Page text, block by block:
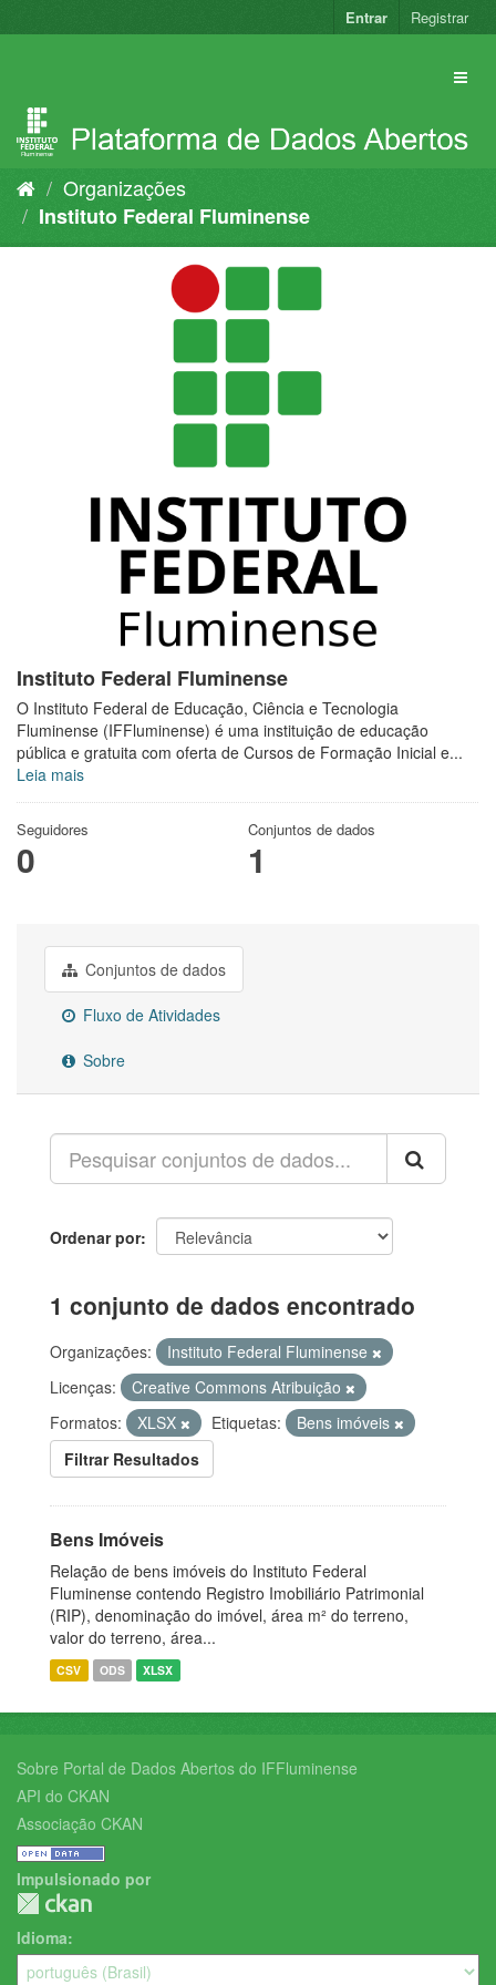
para
Entrar Registrar
Organizações
Instituto Federal Fluminense
Instituto Federal Fluminense
O Instituto Federal de Educação, Ciência e Tecnologia
Fluminense (IFFluminense) é uma instituição de educação
pública e gratuita com oferta de Cursos de Formação Inicial e...
Leia mais
Seguidores
0
Conjuntos de dados
1
Conjuntos de dados
Fluxo de Atividades
Sobre
Ordenar por
1 conjunto de dados encontrado
Organizações:
Instituto Federal Fluminense
Licenças:
Creative Commons Atribuição
Formatos:
XLSX Etiquetas:
Bens imóveis
Filtrar Resultados
Bens Imóveis
Relação de bens imóveis do Instituto Federal
Fluminense contendo Registro Imobiliário Patrimonial
(RIP), denominação do imóvel, área m² do terreno,
valor do terreno, área...
CSV ODS XLSX
Sobre Portal de Dados Abertos do IFFluminense
API do CKAN
Associação CKAN
Impulsionado por
Idioma